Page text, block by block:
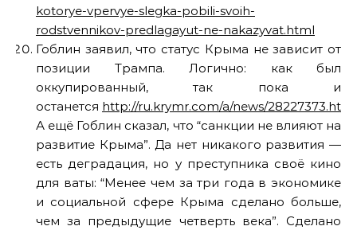
kotorye-vpervye-slegka-pobili-svoih-
rodstvennikov-predlagayut-ne-nakazyvat.html
Гоблин заявил, что статус Крыма не зависит от
позиции Трампа. Логично: как был
оккупированный, так пока и
останется http://ru.krymr.com/a/news/28227373.html
А ещё Гоблин сказал, что “санкции не влияют на
развитие Крыма”. Да нет никакого развития —
есть деградация, но у преступника своё кино
для ваты: “Менее чем за три года в экономике
и социальной сфере Крыма сделано больше,
чем за предыдущие четверть века”. Сделано